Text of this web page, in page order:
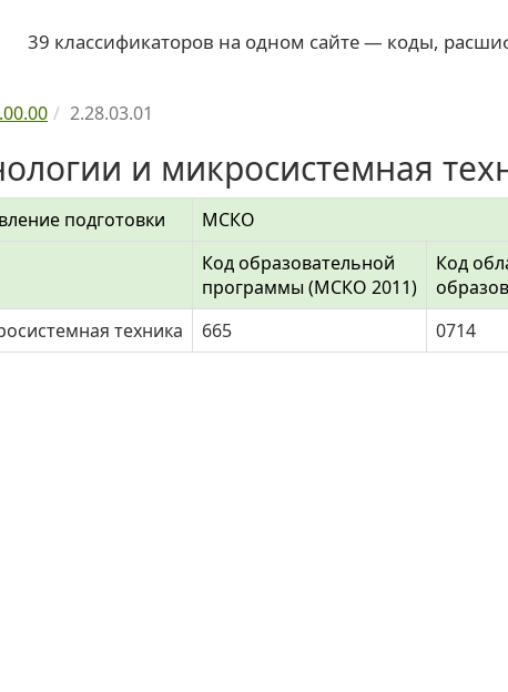
39 классификаторов на одном сайте — коды,
2.28.03.01
и микросистемная
подготовки МСКО
Код образовательной
программы (МСКО 2011)
Код
техника 665 0714